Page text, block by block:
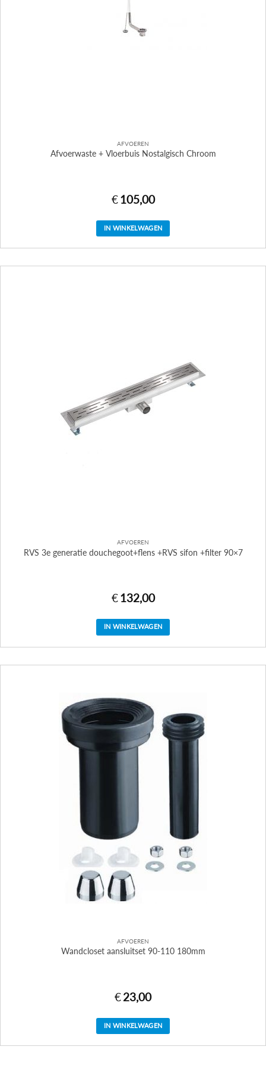
AFVOEREN
Afvoerwaste + Vloerbuis Nostalgisch Chroom
€ 105,00
IN WINKELWAGEN
AFVOEREN
RVS 3e generatie douchegoot+flens +RVS sifon +filter 90×7
€ 132,00
IN WINKELWAGEN
AFVOEREN
Wandcloset aansluitset 90-110 180mm
€23,00
IN WINKELWAGEN